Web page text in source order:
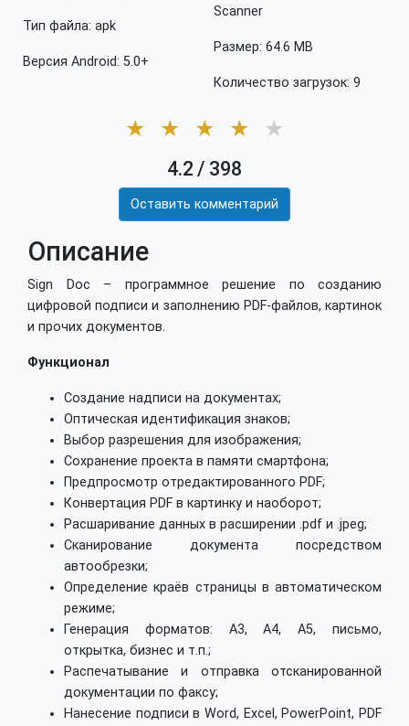
Тип файла: apk
Версия Android: 5.0+
Scanner
Размер: 64.6 MB
Количество загрузок: 9
★ ★ ★ ★ ★
4.2 / 398
Оставить комментарий
Описание
Sign Doc – программное решение по созданию
цифровой подписи и заполнению PDF-файлов, картинок
и прочих документов.
Функционал
Создание надписи на документах;
Оптическая идентификация знаков;
Выбор разрешения для изображения;
Сохранение проекта в памяти смартфона;
Предпросмотр отредактированного PDF;
Конвертация PDF в картинку и наоборот;
Расшаривание данных в расширении .pdf и .jpeg;
Сканирование документа посредством
автообрезки;
Определение краёв страницы в автоматическом
режиме;
Генерация форматов: А3, А4, А5, письмо,
открытка, бизнес и т.п.;
Распечатывание и отправка отсканированной
документации по факсу;
Нанесение подписи в Word, Excel, PowerPoint, PDF